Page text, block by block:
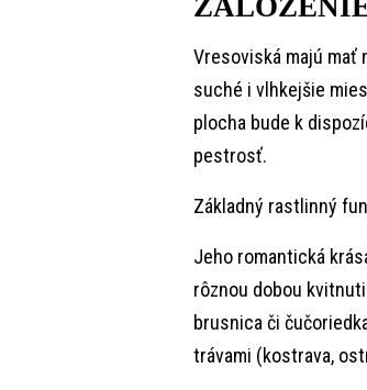
Vresoviská majú mať
suché i vlhkejšie
plocha bude k
pestrosť.
Základný rastlinný
Jeho romantická
rôznou dobou
brusnica či
trávami (kostrava,